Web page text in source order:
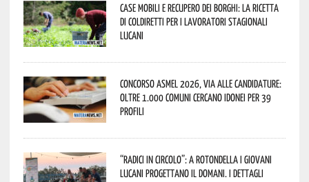
Case mobili e recupero dei borghi: la ricetta
di Coldiretti per i lavoratori stagionali
lucani
Concorso Asmel 2026, via alle candidature:
oltre 1.000 Comuni cercano idonei per 39
profili
“Radici in Circolo”: a Rotondella i giovani
lucani progettano il domani. I dettagli